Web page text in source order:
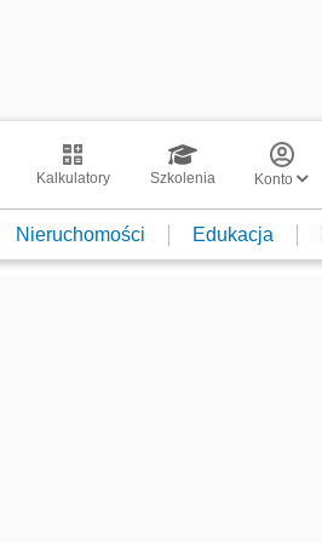
Kalkulatory Szkolenia Konto
Nieruchomości Edukacja